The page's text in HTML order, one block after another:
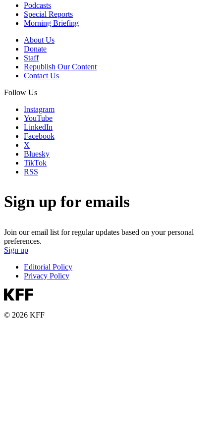
Podcasts
Special Reports
Morning Briefing
About Us
Donate
Staff
Republish Our Content
Contact Us
Follow Us
Instagram
YouTube
LinkedIn
Facebook
X
Bluesky
TikTok
RSS
Sign up for emails
Join our email list for regular updates based on your personal
preferences.
Sign up
Editorial Policy
Privacy Policy
© 2026 KFF